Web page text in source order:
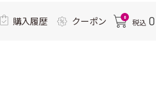
購入履歴 クーポン 0
税込 0